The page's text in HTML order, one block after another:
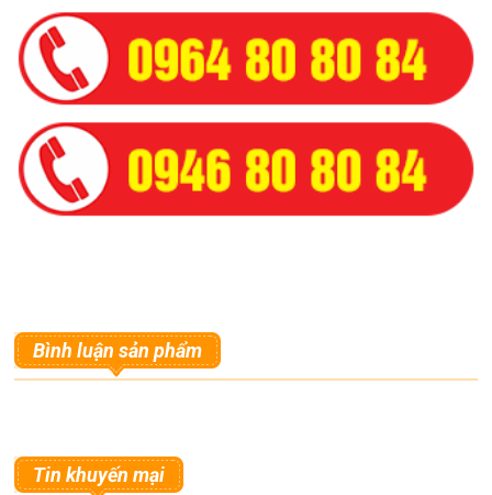
Bình luận sản phẩm
Tin khuyến mại